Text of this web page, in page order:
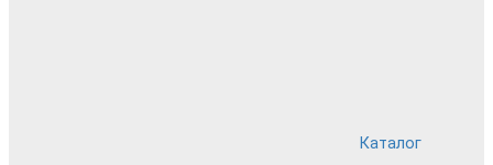
Каталог